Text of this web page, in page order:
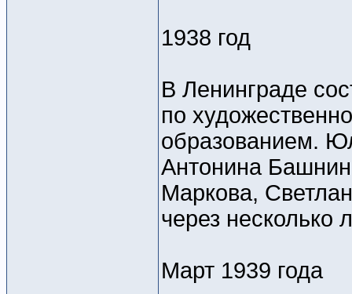
1938 год
В Ленинграде
по
образованием.
Антонина
Маркова,
через несколько
Март 1939 года